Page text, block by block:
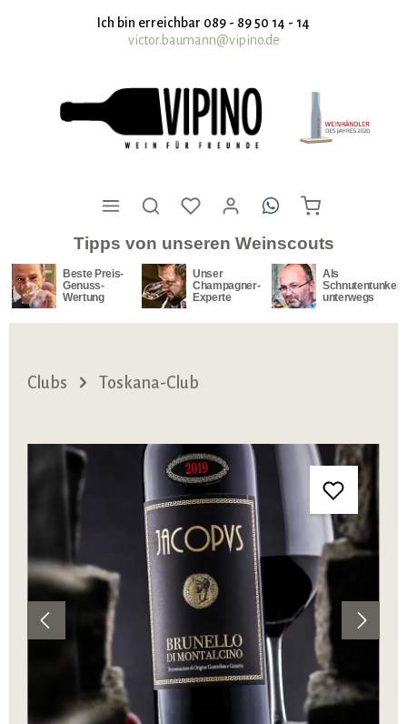
springenIch bin erreichbar 089 - 89 50 14 - 14
victor.baumann@vipino.de
Tipps von unseren Weinscouts
Beste Preis-
Genuss-
Wertung
Unser
Champagner-
Experte
Als
Schnutentunker
unterwegs
Clubs Toskana-Club
Bildergalerie überspringen